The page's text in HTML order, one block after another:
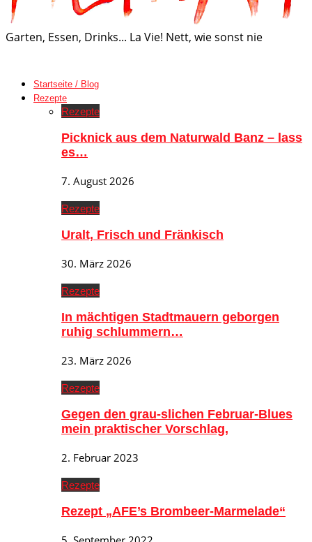
Garten, Essen, Drinks... La Vie! Nett, wie sonst nie
Startseite / Blog
Rezepte
Rezepte
Picknick aus dem Naturwald Banz – lass
es…
7. August 2026
Rezepte
Uralt, Frisch und Fränkisch
30. März 2026
Rezepte
In mächtigen Stadtmauern geborgen
ruhig schlummern…
23. März 2026
Rezepte
Gegen den grau-slichen Februar-Blues
mein praktischer Vorschlag,
2. Februar 2023
Rezepte
Rezept „AFE’s Brombeer-Marmelade“